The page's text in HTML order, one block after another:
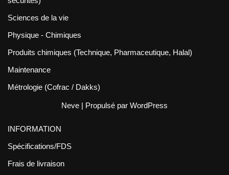
Sciences de la vie
Physique - Chimiques
Produits chimiques (Technique, Pharmaceutique, Halal)
Maintenance
Métrologie (Cofrac / Dakks)
Neve | Propulsé par WordPress
INFORMATION
Spécifications/FDS
Frais de livraison